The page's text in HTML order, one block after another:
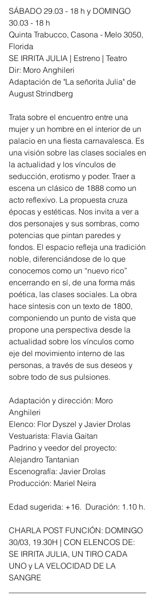
SÁBADO 29.03 - 18 h y DOMINGO
30.03 - 18 h
Quinta Trabucco, Casona - Melo 3050,
Florida
SE IRRITA JULIA | Estreno | Teatro
Dir: Moro Anghileri
Adaptación de "La señorita Julia" de
August Strindberg
Trata sobre el encuentro entre una
mujer y un hombre en el interior de un
palacio en una fiesta carnavalesca. Es
una visión sobre las clases sociales en
la actualidad y los vínculos de
seducción, erotismo y poder. Traer a
escena un clásico de 1888 como un
acto reflexivo. La propuesta cruza
épocas y estéticas. Nos invita a ver a
dos personajes y sus sombras, como
potencias que pintan paredes y
fondos. El espacio refleja una tradición
noble, diferenciándose de lo que
conocemos como un “nuevo rico”
encerrando en sí, de una forma más
poética, las clases sociales. La obra
hace síntesis con un texto de 1800,
componiendo un punto de vista que
propone una perspectiva desde la
actualidad sobre los vínculos como
eje del movimiento interno de las
personas, a través de sus deseos y
sobre todo de sus pulsiones.
Adaptación y dirección: Moro
Anghileri
Elenco: Flor Dyszel y Javier Drolas
Vestuarista: Flavia Gaitan
Padrino y veedor del proyecto:
Alejandro Tantanian
Escenografía: Javier Drolas
Producción: Mariel Neira
Edad sugerida: +16.  Duración: 1.10 h.
CHARLA POST FUNCIÓN: DOMINGO
30/03, 19.30H | CON ELENCOS DE:
SE IRRITA JULIA, UN TIRO CADA
UNO y LA VELOCIDAD DE LA
SANGRE